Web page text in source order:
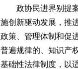
政协民进界别提案
施创新驱动发展，推
政策、管理体制和促
普遍规律的、知识产
基础性法律制度，以